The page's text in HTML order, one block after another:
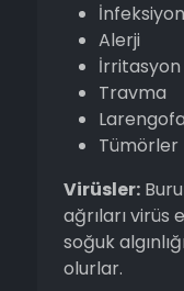
Alerji
İrritasyon
Travma
Tümörler
Virüsler:
ağrıları virüs
soğuk
olurlar.